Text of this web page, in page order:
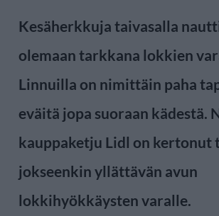
Kesäherkkuja taivasalla
olemaan tarkkana lokkien
Linnuilla on nimittäin paha
eväitä jopa suoraan kädestä.
kauppaketju Lidl on kertonut
jokseenkin yllättävän avun
lokkihyökkäysten varalle.